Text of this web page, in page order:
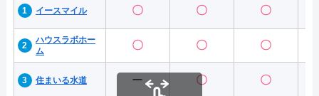
イースマイル 〇 〇 〇
ハウスラボホー
ム
〇 〇 〇
住まいる水道 ー 〇 〇